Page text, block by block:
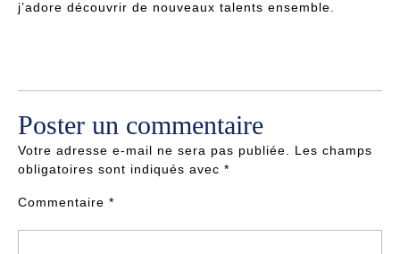
j’adore découvrir de nouveaux talents ensemble.
Poster un commentaire
Votre adresse e-mail ne sera pas publiée. Les champs
obligatoires sont indiqués avec *
Commentaire *